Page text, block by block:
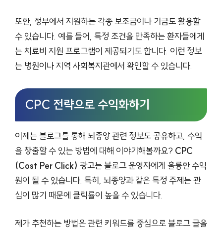
또한, 정부에서 지원하는 각종 보조금이나 기금도 활용할
수 있습니다. 예를 들어, 특정 조건을 만족하는 환자들에게
는 치료비 지원 프로그램이 제공되기도 합니다. 이런 정보
는 병원이나 지역 사회복지관에서 확인할 수 있습니다.
CPC 전략으로 수익화하기
이제는 블로그를 통해 뇌종양 관련 정보도 공유하고, 수익
을 창출할 수 있는 방법에 대해 이야기해볼까요? CPC
(Cost Per Click) 광고는 블로그 운영자에게 훌륭한 수익
원이 될 수 있습니다. 특히, 뇌종양과 같은 특정 주제는 관
심이 많기 때문에 클릭률이 높을 수 있습니다.
제가 추천하는 방법은 관련 키워드를 중심으로 블로그 글을